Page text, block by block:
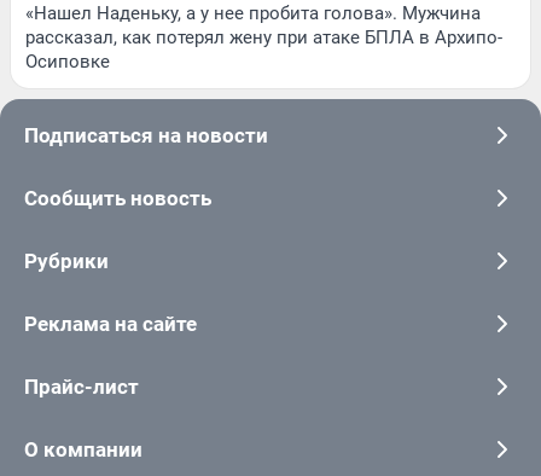
«Нашел Наденьку, а у нее пробита голова». Мужчина
рассказал, как потерял жену при атаке БПЛА в Архипо-
Осиповке
Подписаться на новости
Сообщить новость
Рубрики
Реклама на сайте
Прайс-лист
О компании